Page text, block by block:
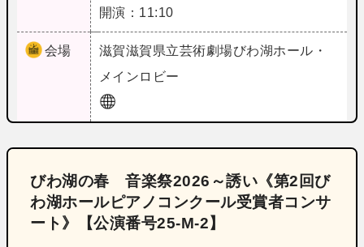
開演：11:10
会場 滋賀滋賀県立芸術劇場びわ湖ホール・
メインロビー
びわ湖の春 音楽祭2026～誘い《第2回び
わ湖ホールピアノコンクール受賞者コンサ
ート》【公演番号25‐M‐2】